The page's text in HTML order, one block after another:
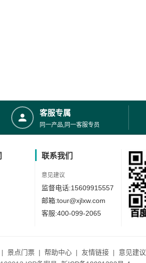
客服专属
同一产品,同一客服专员
联系我们
意见建议
监督电话:15609915557
邮箱:tour@xjlxw.com
客服:400-099-2065
| 景点门票 | 帮助中心 | 友情链接 | 意见建议